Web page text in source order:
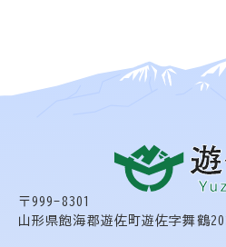
〒999-8301
山形県飽海郡遊佐町遊佐字舞鶴